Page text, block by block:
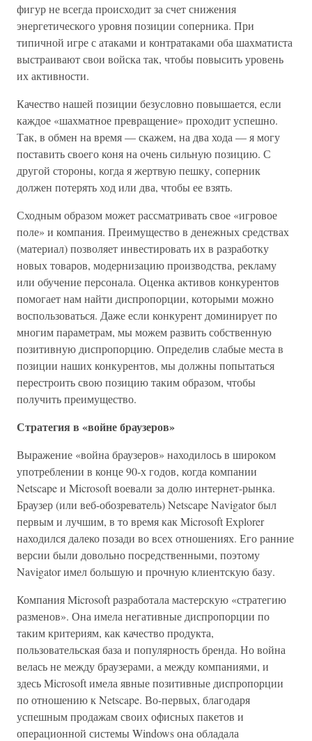
фигур не всегда происходит за счет снижения
энергетического уровня позиции соперника. При
типичной игре с атаками и контратаками оба шахматиста
выстраивают свои войска так, чтобы повысить уровень
их активности.
Качество нашей позиции безусловно повышается, если
каждое «шахматное превращение» проходит успешно.
Так, в обмен на время — скажем, на два хода — я могу
поставить своего коня на очень сильную позицию. С
другой стороны, когда я жертвую пешку, соперник
должен потерять ход или два, чтобы ее взять.
Сходным образом может рассматривать свое «игровое
поле» и компания. Преимущество в денежных средствах
(материал) позволяет инвестировать их в разработку
новых товаров, модернизацию производства, рекламу
или обучение персонала. Оценка активов конкурентов
помогает нам найти диспропорции, которыми можно
воспользоваться. Даже если конкурент доминирует по
многим параметрам, мы можем развить собственную
позитивную диспропорцию. Определив слабые места в
позиции наших конкурентов, мы должны попытаться
перестроить свою позицию таким образом, чтобы
получить преимущество.
Стратегия в «войне браузеров»
Выражение «война браузеров» находилось в широком
употреблении в конце 90-х годов, когда компании
Netscape и Microsoft воевали за долю интернет-рынка.
Браузер (или веб-обозреватель) Netscape Navigator был
первым и лучшим, в то время как Microsoft Explorer
находился далеко позади во всех отношениях. Его ранние
версии были довольно посредственными, поэтому
Navigator имел большую и прочную клиентскую базу.
Компания Microsoft разработала мастерскую «стратегию
разменов». Она имела негативные диспропорции по
таким критериям, как качество продукта,
пользовательская база и популярность бренда. Но война
велась не между браузерами, а между компаниями, и
здесь Microsoft имела явные позитивные диспропорции
по отношению к Netscape. Во-первых, благодаря
успешным продажам своих офисных пакетов и
операционной системы Windows она обладала